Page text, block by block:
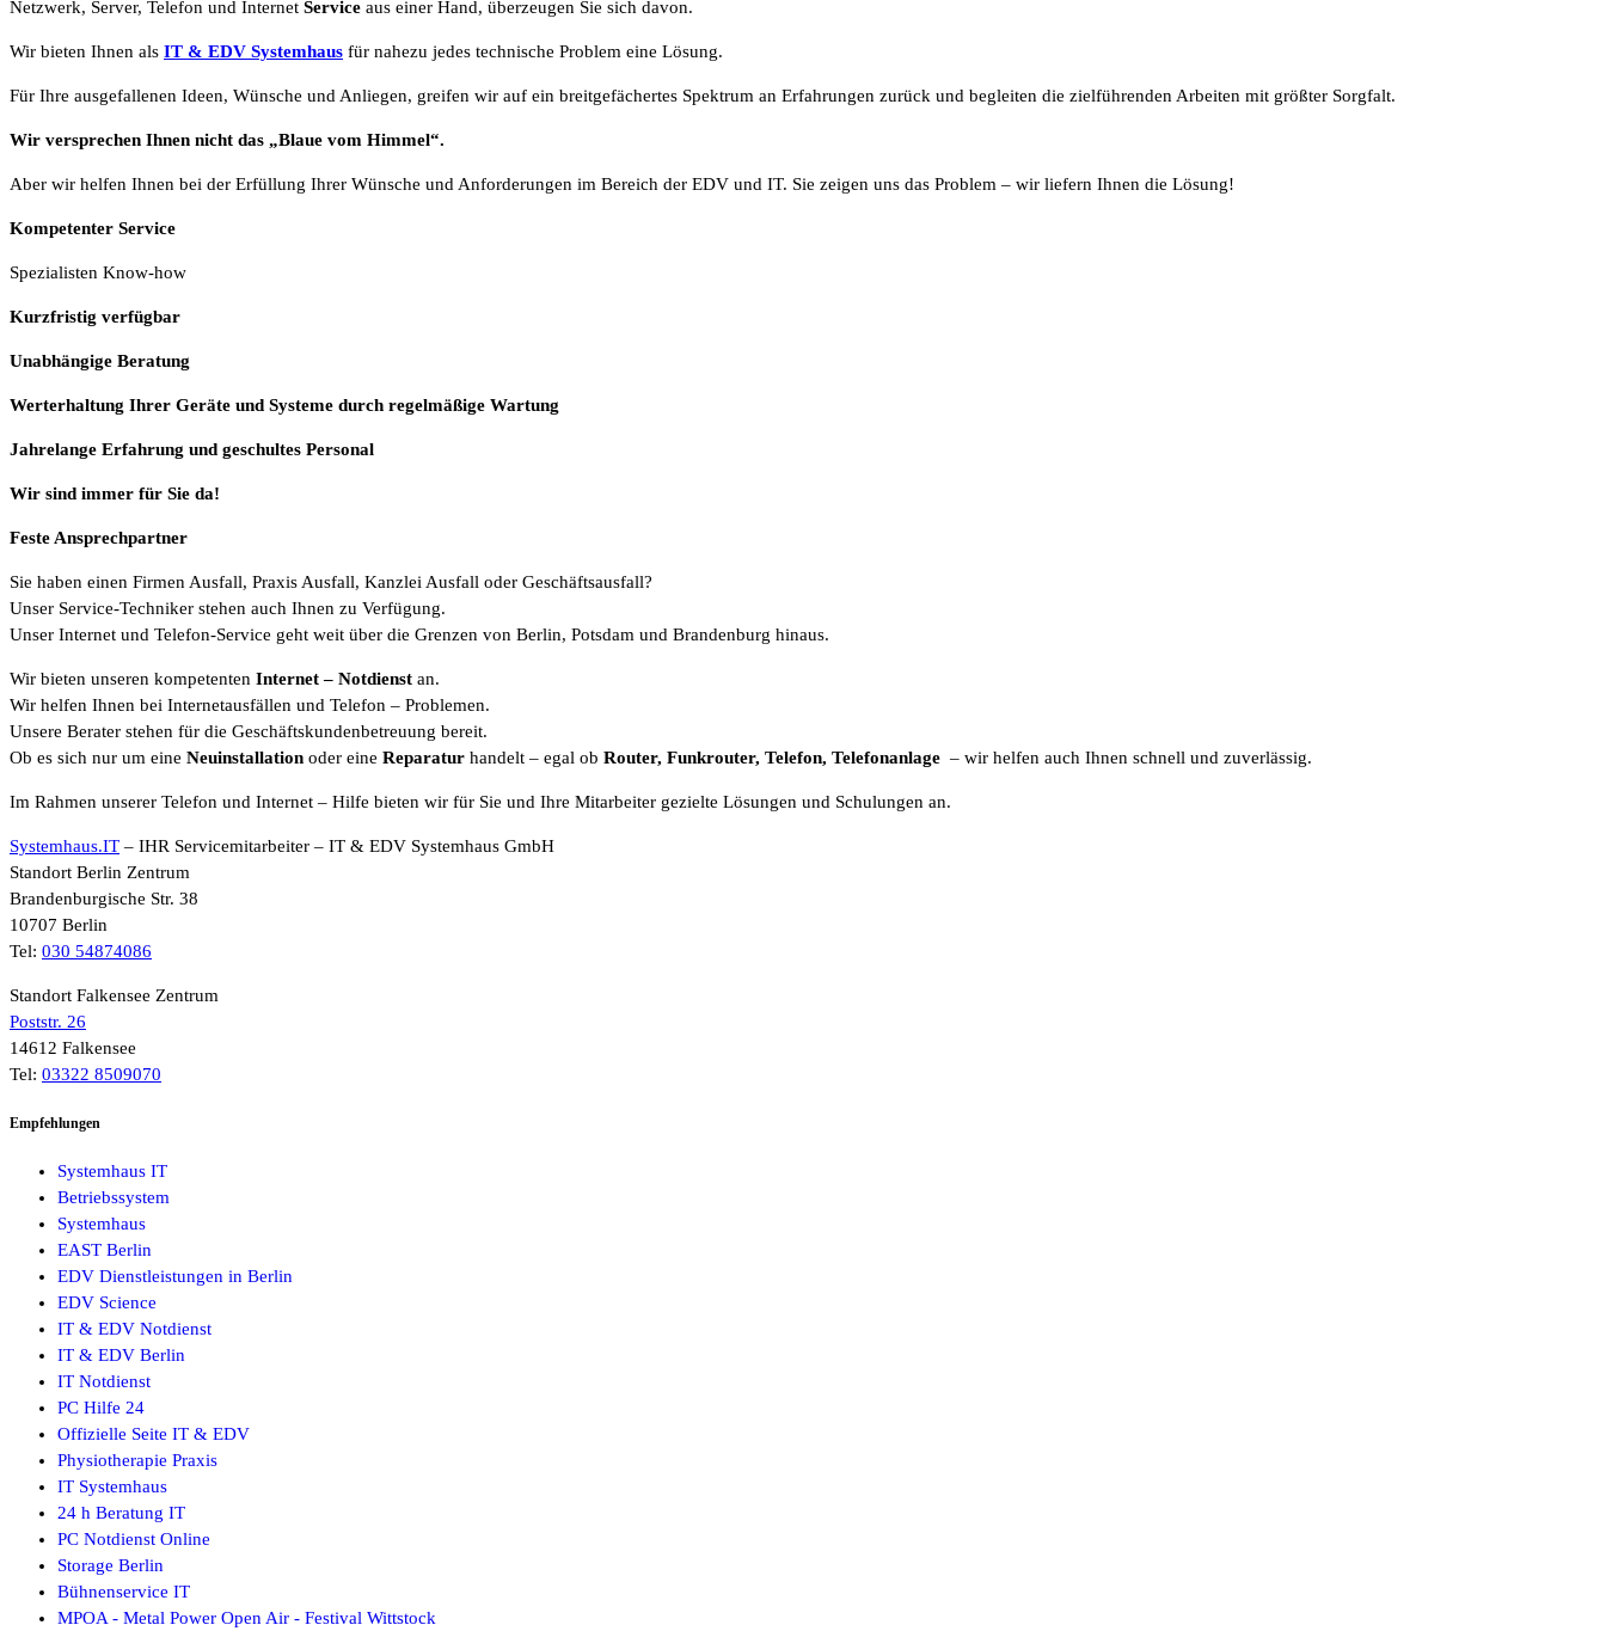
Netzwerk, Server, Telefon und Internet Service aus einer Hand, überzeugen Sie sich davon.
Wir bieten Ihnen als IT & EDV Systemhaus für nahezu jedes technische Problem eine Lösung.
Für Ihre ausgefallenen Ideen, Wünsche und Anliegen, greifen wir auf ein breitgefächertes Spektrum an Erfahrungen zurück und begleiten die zielführenden Arbeiten mit größter Sorgfalt.
Wir versprechen Ihnen nicht das „Blaue vom Himmel“.
Aber wir helfen Ihnen bei der Erfüllung Ihrer Wünsche und Anforderungen im Bereich der EDV und IT. Sie zeigen uns das Problem – wir liefern Ihnen die Lösung!
Kompetenter Service
Spezialisten Know-how
Kurzfristig verfügbar
Unabhängige Beratung
Werterhaltung Ihrer Geräte und Systeme durch regelmäßige Wartung
Jahrelange Erfahrung und geschultes Personal
Wir sind immer für Sie da!
Feste Ansprechpartner
Sie haben einen Firmen Ausfall, Praxis Ausfall, Kanzlei Ausfall oder Geschäftsausfall?
Unser Service-Techniker stehen auch Ihnen zu Verfügung.
Unser Internet und Telefon-Service geht weit über die Grenzen von Berlin, Potsdam und Brandenburg hinaus.
Wir bieten unseren kompetenten Internet– Notdienst an.
Wir helfen Ihnen bei Internetausfällen und Telefon – Problemen.
Unsere Berater stehen für die Geschäftskundenbetreuung bereit.
Ob es sich nur um eine Neuinstallation oder eine Reparatur handelt – egal ob Router, Funkrouter, Telefon, Telefonanlage – wir helfen auch Ihnen schnell und zuverlässig.
Im Rahmen unserer Telefon und Internet – Hilfe bieten wir für Sie und Ihre Mitarbeiter gezielte Lösungen und Schulungen an.
Systemhaus.IT – IHR Servicemitarbeiter – IT & EDV Systemhaus GmbH
Standort Berlin Zentrum
Brandenburgische Str. 38
10707 Berlin
Tel: 030 54874086
Standort Falkensee Zentrum
Poststr. 26
14612 Falkensee
Tel: 03322 8509070
Empfehlungen
Systemhaus IT
Betriebssystem
Systemhaus
EAST Berlin
EDV Dienstleistungen in Berlin
EDV Science
IT & EDV Notdienst
IT & EDV Berlin
IT Notdienst
PC Hilfe 24
Offizielle Seite IT & EDV
Physiotherapie Praxis
IT Systemhaus
24 h Beratung IT
PC Notdienst Online
Storage Berlin
Bühnenservice IT
MPOA - Metal Power Open Air - Festival Wittstock